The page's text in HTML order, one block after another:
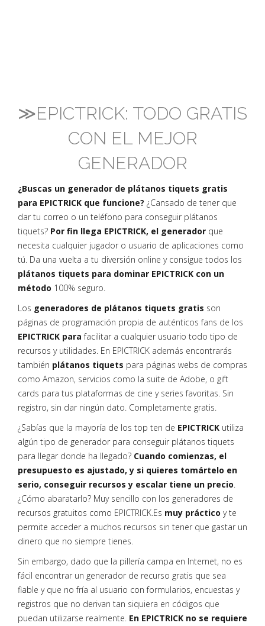
≫EPICTRICK: TODO GRATIS
CON EL MEJOR
GENERADOR
¿Buscas un generador de plátanos tiquets gratis
para EPICTRICK que funcione? ¿Cansado de tener que
dar tu correo o un teléfono para conseguir plátanos
tiquets? Por fin llega EPICTRICK, el generador que
necesita cualquier jugador o usuario de aplicaciones como
tú. Da una vuelta a tu diversión online y consigue todos los
plátanos tiquets para dominar EPICTRICK con un
método 100% seguro.
Los generadores de plátanos tiquets gratis son
páginas de programación propia de auténticos fans de los
EPICTRICK para facilitar a cualquier usuario todo tipo de
recursos y utilidades. En EPICTRICK además encontrarás
también plátanos tiquets para páginas webs de compras
como Amazon, servicios como la suite de Adobe, o gift
cards para tus plataformas de cine y series favoritas. Sin
registro, sin dar ningún dato. Completamente gratis.
¿Sabías que la mayoría de los top ten de EPICTRICK utiliza
algún tipo de generador para conseguir plátanos tiquets
para llegar donde ha llegado? Cuando comienzas, el
presupuesto es ajustado, y si quieres tomártelo en
serio, conseguir recursos y escalar tiene un precio.
¿Cómo abaratarlo? Muy sencillo con los generadores de
recursos gratuitos como EPICTRICK.Es muy práctico y te
permite acceder a muchos recursos sin tener que gastar un
dinero que no siempre tienes.
Sin embargo, dado que la pillería campa en Internet, no es
fácil encontrar un generador de recurso gratis que sea
fiable y que no fría al usuario con formularios, encuestas y
registros que no derivan tan siquiera en códigos que
puedan utilizarse realmente. En EPICTRICK no se requiere